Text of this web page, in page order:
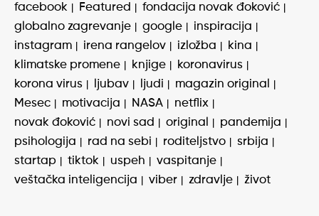
facebook
Featured
fondacija novak đoković
globalno zagrevanje
google
inspiracija
instagram
irena rangelov izložba
kina
klimatske promene
knjige
koronavirus
korona virus
ljubav ljudi
magazin original
Mesec
motivacija NASA
netflix
novak đoković
novi sad original
pandemija
psihologija
rad na sebi roditeljstvo
srbija
startap
tiktok uspeh
vaspitanje
veštačka inteligencija
viber zdravlje život